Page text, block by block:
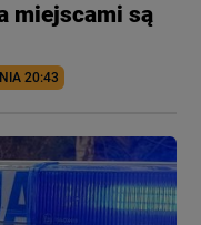
miejscami są
20:43